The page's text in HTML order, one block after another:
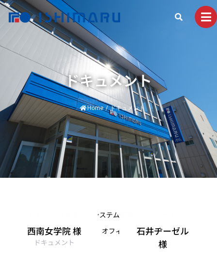
ドキュメント
Home / ドキュメント
システム開発
ドキュメント
オフィス サプライ
西南女学院 様
ドキュメント
石井ヂーゼル
様